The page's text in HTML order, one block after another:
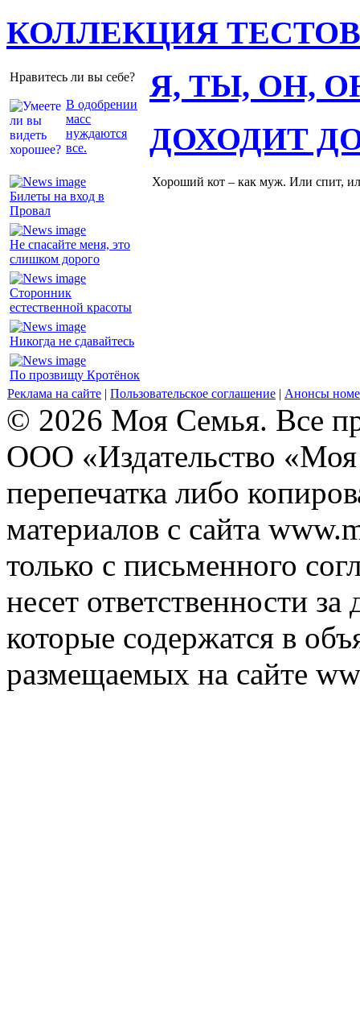
КОЛЛЕКЦИЯ ТЕСТОВ
Нравитесь ли вы себе?
В одобрении
масс
нуждаются
все.
Я, ТЫ, ОН,
Билеты на вход в
Провал
Не спасайте меня, это
слишком дорого
Сторонник
естественной красоты
Никогда не сдавайтесь
По прозвищу Кротёнок
ДОХОДИТ
Хороший кот – как муж. Или спит,
Реклама на сайте | Пользовательское соглашение | Анонсы
© 2026 Моя Семья. Все
ООО «Издательство
перепечатка либо
материалов с сайта
только с письменного
несет ответственности
которые содержатся в
размещаемых на сайте